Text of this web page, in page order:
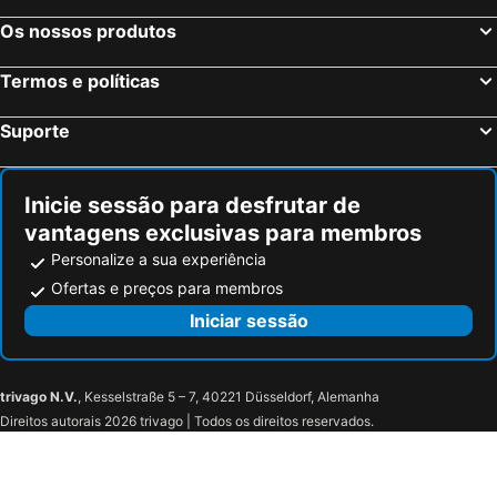
Santa Brigida, pet friendly hotels
Tenteniguada, pet friendly hotels
Os nossos produtos
Termos e políticas
Suporte
Inicie sessão para desfrutar de
vantagens exclusivas para membros
Personalize a sua experiência
Ofertas e preços para membros
Iniciar sessão
trivago N.V., Kesselstraße 5 – 7, 40221 Düsseldorf, Alemanha
Direitos autorais 2026 trivago | Todos os direitos reservados.